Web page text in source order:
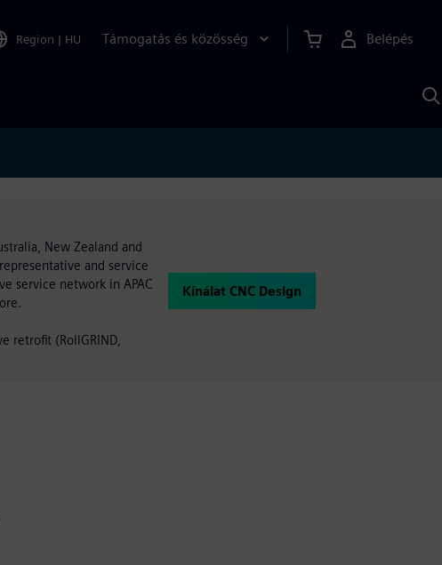
Region | HU Támogatás és közösség Belépés
New Zealand and
and service
service network in APAC
retrofit (RollGRIND,
Kínálat CNC Design